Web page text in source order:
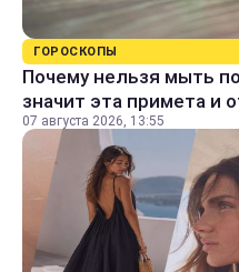
ГОРОСКОПЫ
Почему нельзя мыть
значит эта примета и
07 августа 2026, 13:55